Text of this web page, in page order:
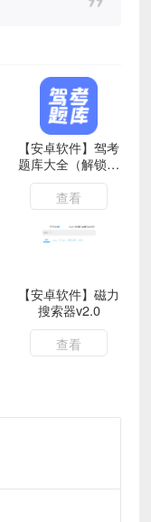
【安卓软件】驾考
题库大全（解锁会
员）
查看
【安卓软件】磁力
搜索器v2.0
查看